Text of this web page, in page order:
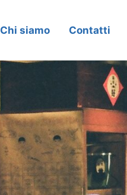
Chi siamo Contatti